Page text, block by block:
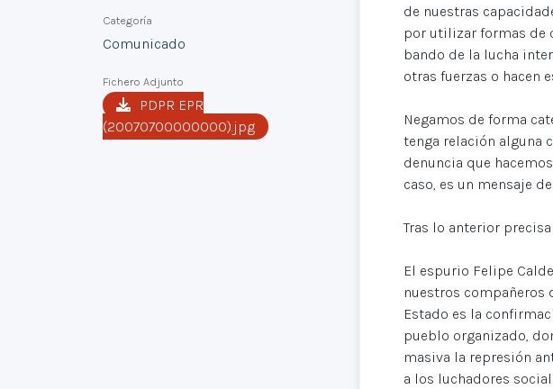
Categoría
Comunicado
Fichero Adjunto
PDPR EPR
(20070700000000).jpg
de nuestras
por utilizar formas de
bando de la lucha
otras fuerzas o hacen
Negamos de forma
tenga relación alguna
denuncia que
caso, es un mensaje
Tras lo anterior
El espurio Felipe
nuestros compañeros
Estado es la
pueblo organizado,
masiva la represión
a los luchadores